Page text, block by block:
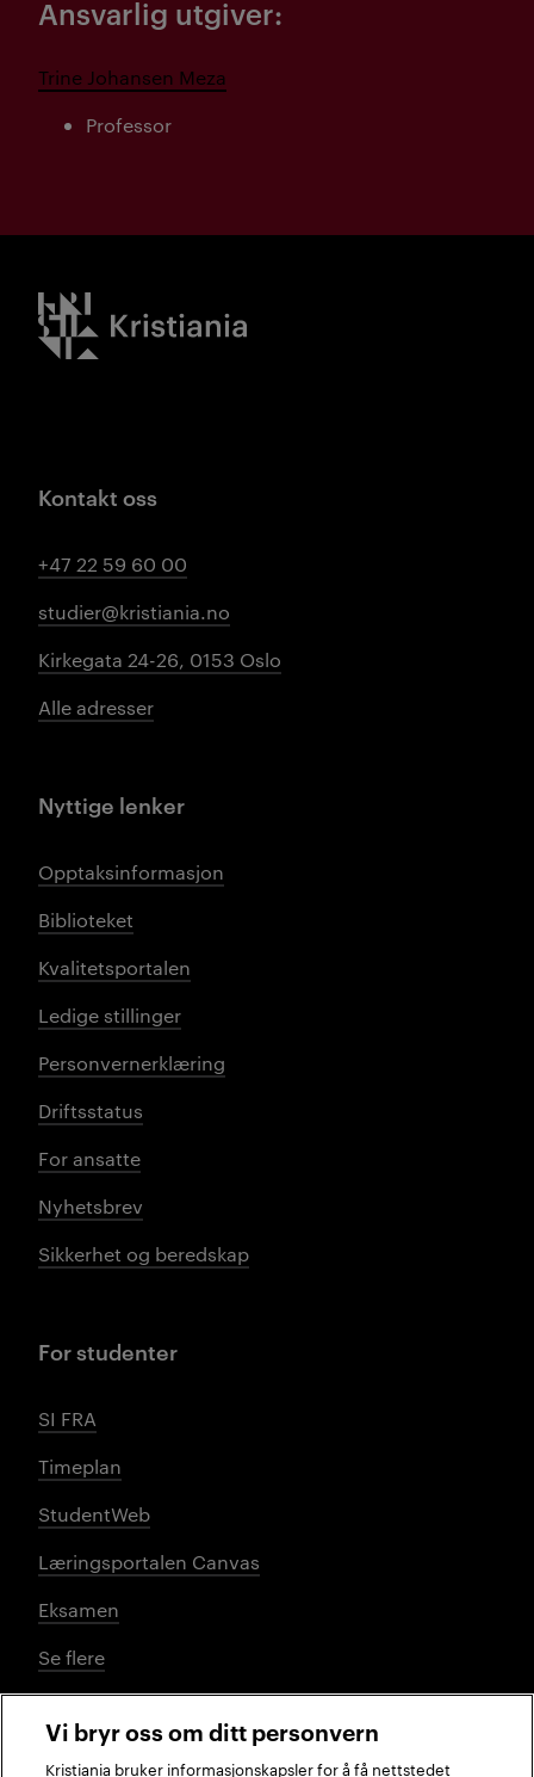
Ansvarlig utgiver:
Trine Johansen Meza
Professor
Kristiania logo
Kontakt oss
+47 22 59 60 00
studier@kristiania.no
Kirkegata 24-26, 0153 Oslo
Alle adresser
Nyttige lenker
Opptaksinformasjon
Biblioteket
Kvalitetsportalen
Ledige stillinger
Personvernerklæring
Driftsstatus
For ansatte
Nyhetsbrev
Sikkerhet og beredskap
For studenter
SI FRA
Timeplan
StudentWeb
Læringsportalen Canvas
Eksamen
Se flere
Sosiale medier
Vi bryr oss om ditt personvern
Kristiania bruker informasjonskapsler for å få nettstedet